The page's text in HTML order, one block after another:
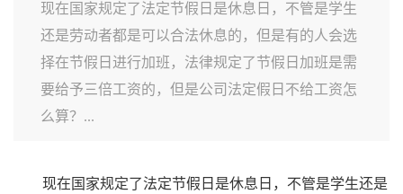
现在国家规定了法定节假日是休息日，不管是学生
还是劳动者都是可以合法休息的，但是有的人会选
择在节假日进行加班，法律规定了节假日加班是需
要给予三倍工资的，但是公司法定假日不给工资怎
么算？...
现在国家规定了法定节假日是休息日，不管是学生还是